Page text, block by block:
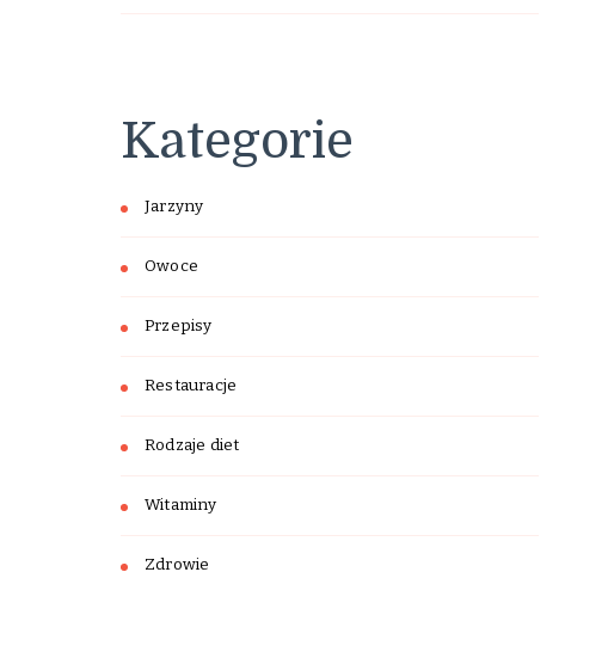
Kategorie
Jarzyny
Owoce
Przepisy
Restauracje
Rodzaje diet
Witaminy
Zdrowie